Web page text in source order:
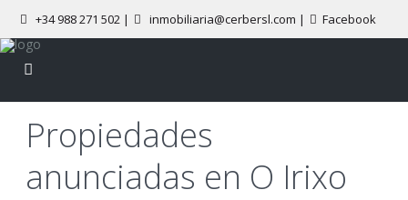
+34 988 271 502| inmobiliaria@cerbersl.com | Facebook
Propiedades
anunciadas en O Irixo